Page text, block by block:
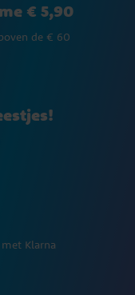
€ 5,90
de € 60
Klarna